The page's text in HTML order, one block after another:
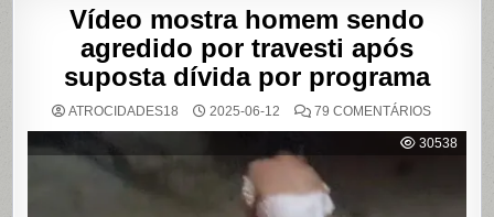
Vídeo mostra homem sendo
agredido por travesti após
suposta dívida por programa
ATROCIDADES18 2025-06-12 79 COMENTÁRIOSEM
MOSTRA
HOMEM
30538